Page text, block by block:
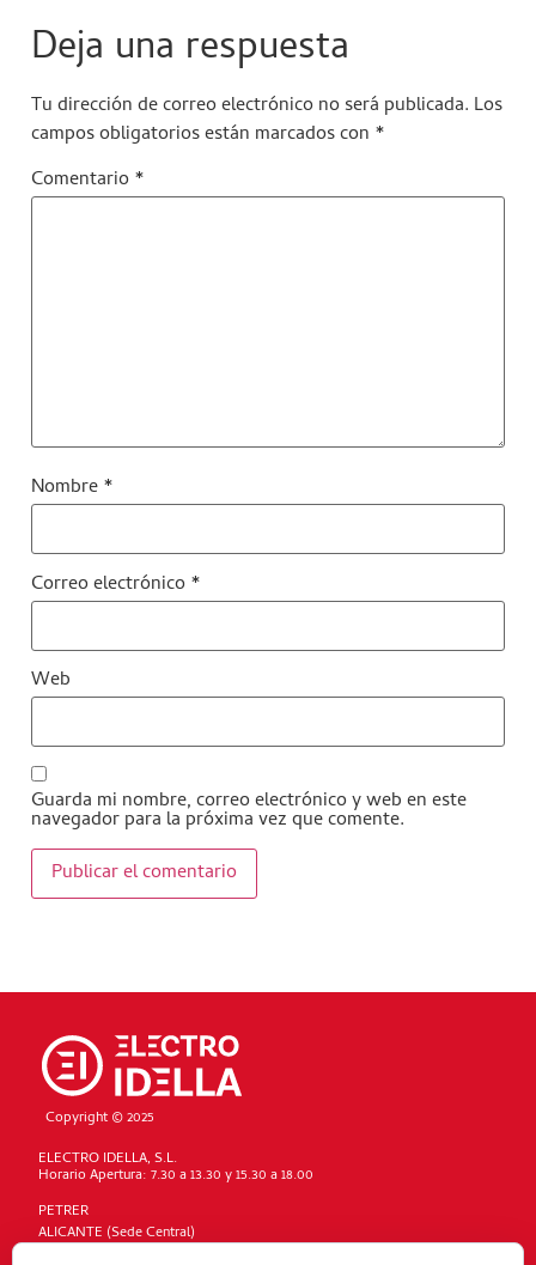
Deja una respuesta
Tu dirección de correo electrónico no será publicada. Los
campos obligatorios están marcados con *
Comentario*
Nombre*
Correo electrónico*
Web
Guarda mi nombre, correo electrónico y web en este
navegador para la próxima vez que comente.
Copyright © 2025
ELECTRO IDELLA, S.L.
Horario Apertura: 7.30 a 13.30 y 15.30 a 18.00
PETRER
ALICANTE (Sede Central)